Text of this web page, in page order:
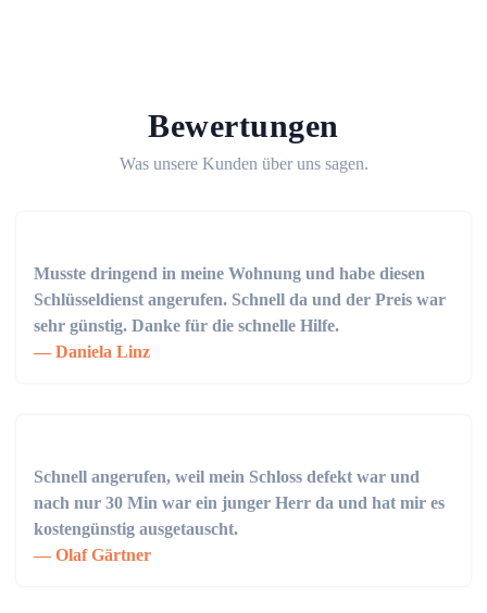
Bewertungen
Was unsere Kunden über uns sagen.
Musste dringend in meine Wohnung und habe diesen
Schlüsseldienst angerufen. Schnell da und der Preis war
sehr günstig. Danke für die schnelle Hilfe.
Daniela Linz
Schnell angerufen, weil mein Schloss defekt war und
nach nur 30 Min war ein junger Herr da und hat mir es
kostengünstig ausgetauscht.
Olaf Gärtner